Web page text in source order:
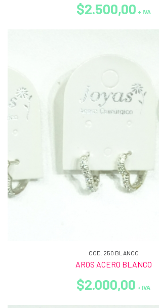
$2.500,00 + IVA
COD. 250 BLANCO
AROS ACERO BLANCO
$2.000,00 + IVA